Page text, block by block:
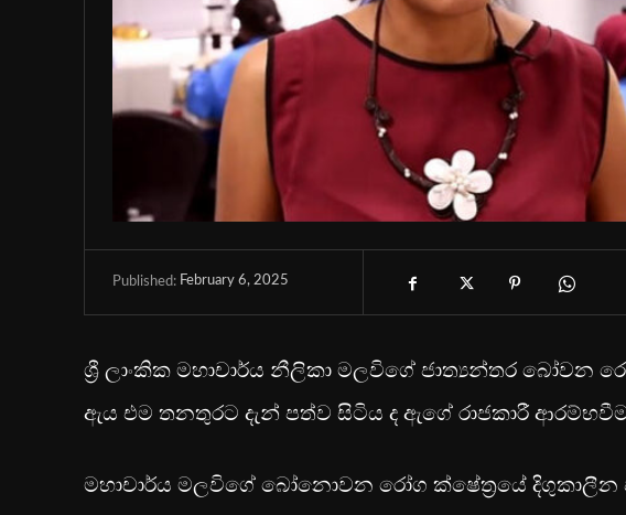
Published: February 6, 2025
ශ්‍රී ලාංකික මහාචාර්ය නීලිකා මලවිගේ ජාත්‍යන්තර බෝවන
ඇය එම තනතුරට දැන් පත්ව සිටිය ද ඇගේ රාජකාරී
මහාචාර්ය මලවිගේ බෝනොවන රෝග ක්ෂේත්‍රයේ දිගුකාලීන